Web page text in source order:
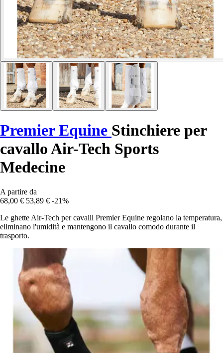
Premier Equine Stinchiere per
cavallo Air-Tech Sports
Medecine
A partire da
68,00 € 53,89 € -21%
Le ghette Air-Tech per cavalli Premier Equine regolano la temperatura,
eliminano l'umidità e mantengono il cavallo comodo durante il
trasporto.